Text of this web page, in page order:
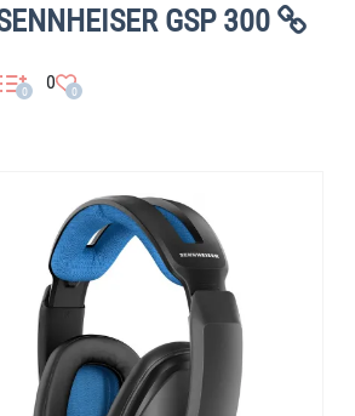
GSP 300
0 0 0